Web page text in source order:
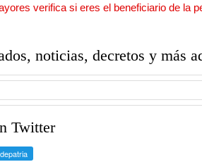
verifica si eres el beneficiario de la
noticias, decretos y más
Twitter